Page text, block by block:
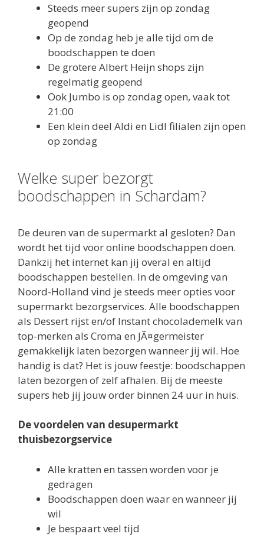
Steeds meer supers zijn op zondag
geopend
Op de zondag heb je alle tijd om de
boodschappen te doen
De grotere Albert Heijn shops zijn
regelmatig geopend
Ook Jumbo is op zondag open, vaak tot
21:00
Een klein deel Aldi en Lidl filialen zijn open
op zondag
Welke super bezorgt
boodschappen in Schardam?
De deuren van de supermarkt al gesloten? Dan
wordt het tijd voor online boodschappen doen.
Dankzij het internet kan jij overal en altijd
boodschappen bestellen. In de omgeving van
Noord-Holland vind je steeds meer opties voor
supermarkt bezorgservices. Alle boodschappen
als Dessert rijst en/of Instant chocolademelk van
top-merken als Croma en JÃ¤germeister
gemakkelijk laten bezorgen wanneer jij wil. Hoe
handig is dat? Het is jouw feestje: boodschappen
laten bezorgen of zelf afhalen. Bij de meeste
supers heb jij jouw order binnen 24 uur in huis.
De voordelen van desupermarkt
thuisbezorgservice
Alle kratten en tassen worden voor je
gedragen
Boodschappen doen waar en wanneer jij
wil
Je bespaart veel tijd